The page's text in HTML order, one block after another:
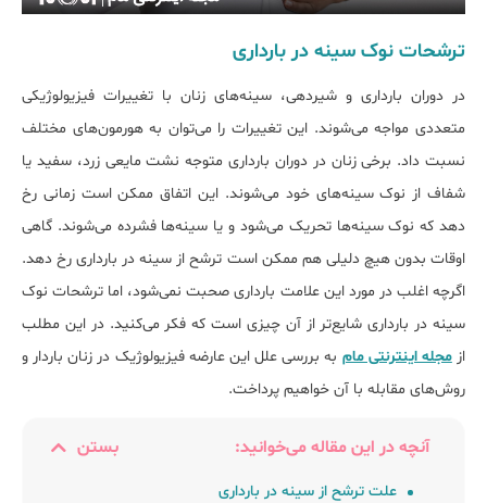
ترشحات نوک سینه در بارداری
در دوران بارداری و شیردهی، سینه‌های زنان با تغییرات فیزیولوژیکی
متعددی مواجه می‌شوند. این تغییرات را می‌توان به هورمون‌های مختلف
نسبت داد. برخی زنان در دوران بارداری متوجه نشت مایعی زرد، سفید یا
شفاف از نوک سینه‌های خود می‌شوند. این اتفاق ممکن است زمانی رخ
دهد که نوک سینه‌ها تحریک می‌شود و یا سینه‌ها فشرده می‌شوند. گاهی
اوقات بدون هیچ دلیلی هم ممکن است ترشح از سینه در بارداری رخ دهد.
اگرچه اغلب در مورد این علامت بارداری صحبت نمی‌شود، اما ترشحات نوک
سینه در بارداری شایع‌تر از آن چیزی است که فکر می‌کنید. در این مطلب
ازمجله اینترنتی مام به بررسی علل این عارضه فیزیولوژیک در زنان باردار و
روش‌های مقابله با آن خواهیم پرداخت.
آنچه در این مقاله می‌خوانید: بستن
علت ترشح از سینه در بارداری